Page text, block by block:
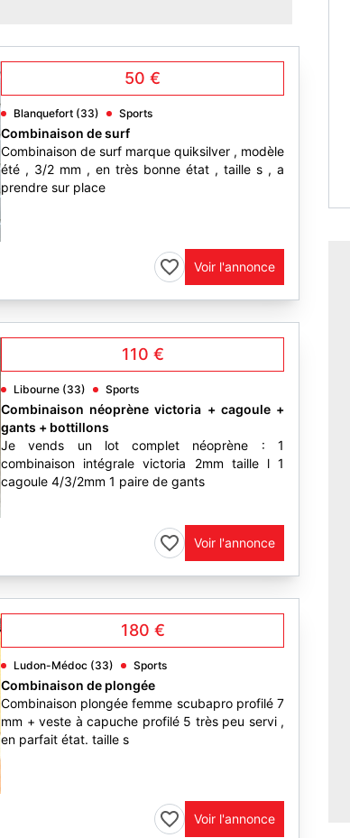
50 €
Blanquefort (33) Sports
Combinaison de surf
Combinaison de surf marque quiksilver , modèle
été , 3/2 mm , en très bonne état , taille s , a
prendre sur place
Voir l'annonce
110 €
Libourne (33) Sports
Combinaison néoprène victoria + cagoule +
gants + bottillons
Je vends un lot complet néoprène : 1
combinaison intégrale victoria 2mm taille l 1
cagoule 4/3/2mm 1 paire de gants
Voir l'annonce
180 €
Ludon-Médoc (33) Sports
Combinaison de plongée
Combinaison plongée femme scubapro profilé 7
mm + veste à capuche profilé 5 très peu servi ,
en parfait état. taille s
Voir l'annonce